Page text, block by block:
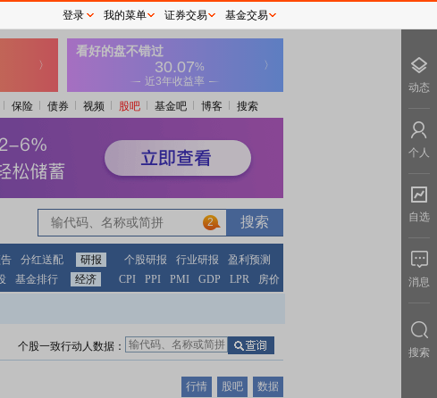
保险 债券 视频 股吧 基金吧 博客 搜索
2
分红送配 研报 个股研报 行业研报
盈利预测
基金排行 经济 CPI PPI PMI GDP LPR 房价
个股一致行动人数据：
行情 股吧 数据
登录 我的菜单 证券交易 基金交易
动态
个人
自选
消息
搜索